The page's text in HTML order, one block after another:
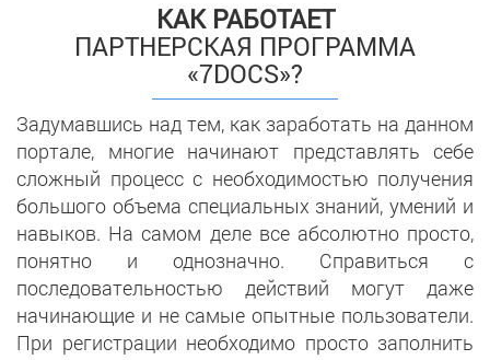
КАК РАБОТАЕТ
ПАРТНЕРСКАЯ ПРОГРАММА
«7DOCS»?
Задумавшись над тем, как заработать на данном
портале, многие начинают представлять себе
сложный процесс с необходимостью получения
большого объема специальных знаний, умений и
навыков. На самом деле все абсолютно просто,
понятно и однозначно. Справиться с
последовательностью действий могут даже
начинающие и не самые опытные пользователи.
При регистрации необходимо просто заполнить